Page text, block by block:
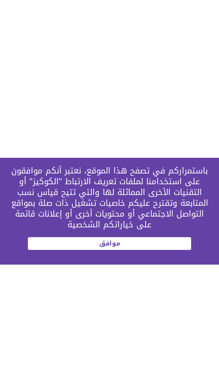
باستمراركم في تصفح هذا الموقع، نعتبر أنكم موافقون
على استخدامنا لملفات تعريف الارتباط "الكوكيز" أو
التقنيات الأخرى المماثلة لها والتي تتيح قياس نسب
المتابعة وتقترح عليكم خاصيات تشغيل ذات صلة بمواقع
التواصل الاجتماعي أو محتويات أخرى أو إعلانات قائمة
على خياراتكم الشخصية
موافق